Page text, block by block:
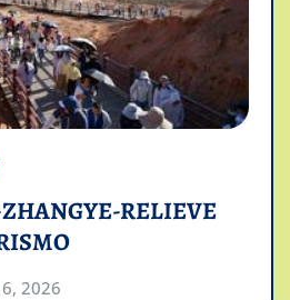
RELIEVE
2026